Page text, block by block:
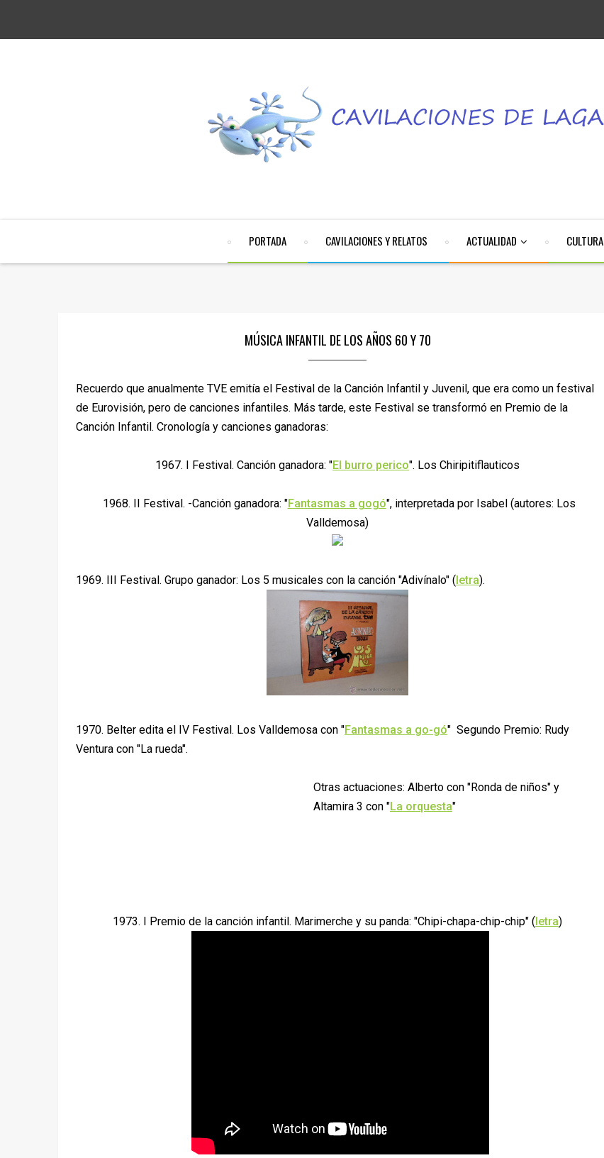
PORTADA CAVILACIONES Y RELATOS ACTUALIDAD CULTURA
MÚSICA INFANTIL DE LOS AÑOS 60 Y 70
Recuerdo que anualmente TVE emitía el Festival de la Canción Infantil y Juvenil, que era como un festival
de Eurovisión, pero de canciones infantiles. Más tarde, este Festival se transformó en Premio de la
Canción Infantil. Cronología y canciones ganadoras:
1967. I Festival. Canción ganadora: "El burro perico". Los Chiripitiflauticos
1968. II Festival. -Canción ganadora: "Fantasmas a gogó", interpretada por Isabel (autores: Los
Valldemosa)
1969. III Festival. Grupo ganador: Los 5 musicales con la canción "Adivínalo" (letra).
1970. Belter edita el IV Festival. Los Valldemosa con "Fantasmas a go-gó" Segundo Premio: Rudy
Ventura con "La rueda".
Otras actuaciones: Alberto con "Ronda de niños" y
Altamira 3 con "La orquesta"
1973. I Premio de la canción infantil. Marimerche y su panda: "Chipi-chapa-chip-chip" (letra)